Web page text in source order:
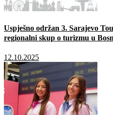
Uspješno održan 3. Sarajevo
regionalni skup o turizmu u
12.10.2025